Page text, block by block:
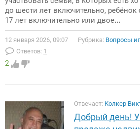
до шести лет включительно,
17 лет включительно или двое...
12 января 2026, 09:07 Рубрика: Вопросы
Ответов: 1
2
Отвечает: Колкер
Добрый день!